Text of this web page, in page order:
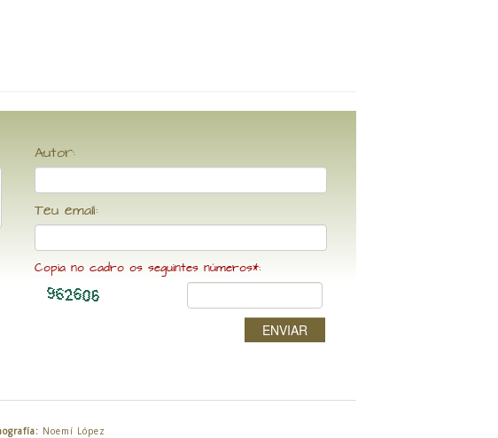
Autor:
Teu email:
Copia no cadro os seguintes números*:
ENVIAR
Noemí López